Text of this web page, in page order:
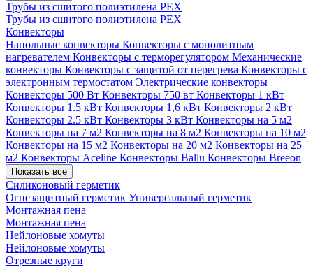
Трубы из сшитого полиэтилена PEX
Трубы из сшитого полиэтилена PEX
Конвекторы
Напольные конвекторы Конвекторы с монолитным
нагревателем Конвекторы с терморегулятором Механические
конвекторы Конвекторы с защитой от перегрева Конвекторы с
электронным термостатом Электрические конвекторы
Конвекторы 500 Вт Конвекторы 750 вт Конвекторы 1 кВт
Конвекторы 1.5 кВт Конвекторы 1,6 кВт Конвекторы 2 кВт
Конвекторы 2.5 кВт Конвекторы 3 кВт Конвекторы на 5 м2
Конвекторы на 7 м2 Конвекторы на 8 м2 Конвекторы на 10 м2
Конвекторы на 15 м2 Конвекторы на 20 м2 Конвекторы на 25
м2 Конвекторы Aceline Конвекторы Ballu Конвекторы Breeon
Показать все
Силиконовый герметик
Огнезащитный герметик Универсальный герметик
Монтажная пена
Монтажная пена
Нейлоновые хомуты
Нейлоновые хомуты
Отрезные круги